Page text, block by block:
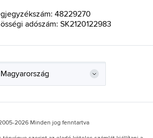
48229270
adószám: SK2120122983
2026 Minden jog fenntartva